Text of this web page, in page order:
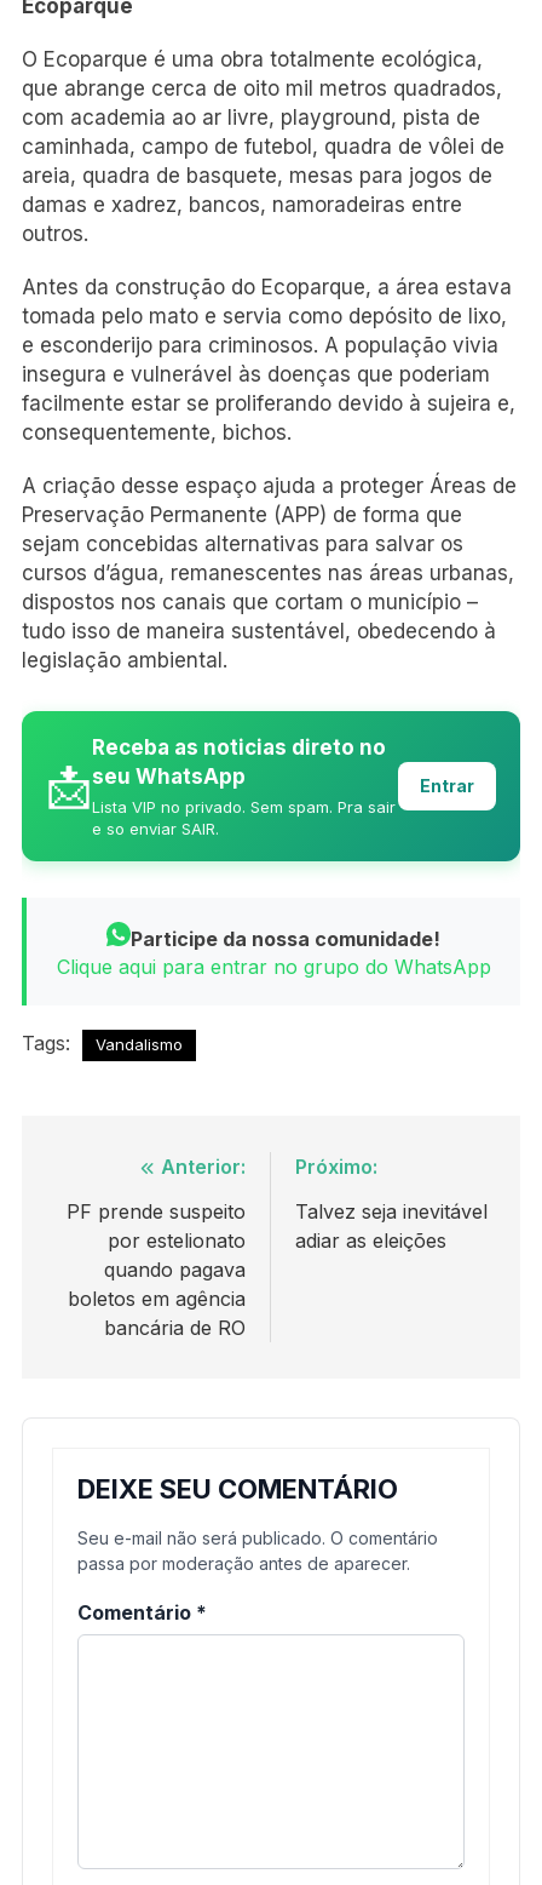
Ecoparque
O Ecoparque é uma obra totalmente ecológica,
que abrange cerca de oito mil metros quadrados,
com academia ao ar livre, playground, pista de
caminhada, campo de futebol, quadra de vôlei de
areia, quadra de basquete, mesas para jogos de
damas e xadrez, bancos, namoradeiras entre
outros.
Antes da construção do Ecoparque, a área estava
tomada pelo mato e servia como depósito de lixo,
e esconderijo para criminosos. A população vivia
insegura e vulnerável às doenças que poderiam
facilmente estar se proliferando devido à sujeira e,
consequentemente, bichos.
A criação desse espaço ajuda a proteger Áreas de
Preservação Permanente (APP) de forma que
sejam concebidas alternativas para salvar os
cursos d’água, remanescentes nas áreas urbanas,
dispostos nos canais que cortam o município –
tudo isso de maneira sustentável, obedecendo à
legislação ambiental.
📩
Receba as noticias direto no
seu WhatsApp
Lista VIP no privado. Sem spam. Pra sair
e so enviar SAIR.
Entrar
Participe da nossa comunidade!
Clique aqui para entrar no grupo do WhatsApp
Tags: Vandalismo
Navegação
de
Post
Anterior:
PF prende suspeito
por estelionato
quando pagava
boletos em agência
bancária de RO
Próximo:
Talvez seja inevitável
adiar as eleições
DEIXE SEU COMENTÁRIO
Seu e-mail não será publicado. O comentário
passa por moderação antes de aparecer.
Comentário *